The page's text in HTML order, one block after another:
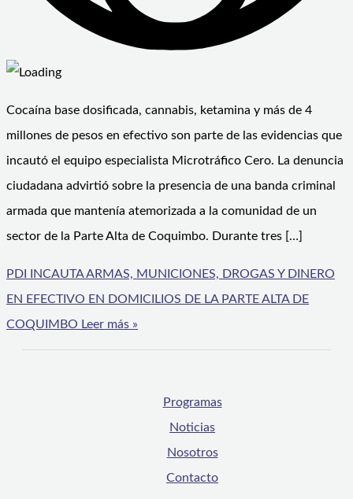
Cocaína base dosificada, cannabis, ketamina y más de 4
millones de pesos en efectivo son parte de las evidencias que
incautó el equipo especialista Microtráfico Cero. La denuncia
ciudadana advirtió sobre la presencia de una banda criminal
armada que mantenía atemorizada a la comunidad de un
sector de la Parte Alta de Coquimbo. Durante tres […]
PDI INCAUTA ARMAS, MUNICIONES, DROGAS Y DINERO
EN EFECTIVO EN DOMICILIOS DE LA PARTE ALTA DE
COQUIMBO Leer más »
Programas
Noticias
Nosotros
Contacto